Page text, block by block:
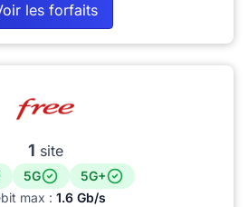
les forfaits
1 site
5G
5G+
max : 1.6 Gb/s